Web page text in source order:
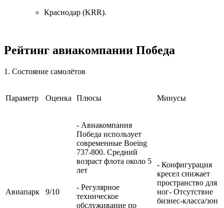
Краснодар (KRR).
Рейтинг авиакомпании Победа
1. Состояние самолётов
Параметр Оценка Плюсы Минусы
Авиапарк 9/10
- Авиакомпания
Победа использует
современные Boeing
737-800. Средний
возраст флота около 5
лет
- Регулярное
техническое
обслуживание по
- Конфигурация
кресел снижает
пространство для
ног- Отсутствие
бизнес-класса/зон